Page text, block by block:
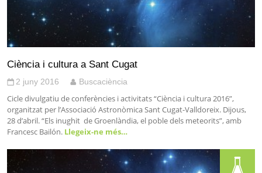
Ciència i cultura a Sant Cugat
2 juny 2016 Buscaciència
Cicle divulgatiu de conferències i activitats “Ciència i cultura 2016”,
organitzat per l’Associació Astronòmica Sant Cugat-Valldoreix. Dijous,
28 d’abril. “Els inughit de Groenlàndia, el poble dels meteorits”, amb
Francesc Bailón. Llegeix-ne més…